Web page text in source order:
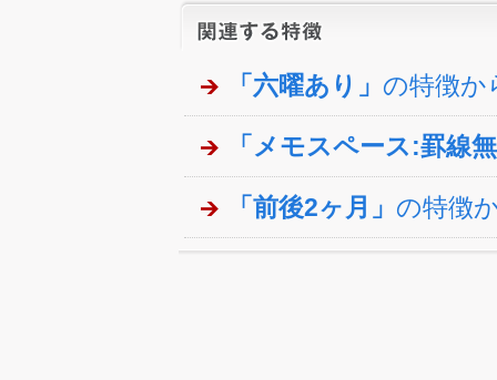
「六曜あり」 の特徴か
「メモスペース:罫線
「前後2ヶ月」 の特徴